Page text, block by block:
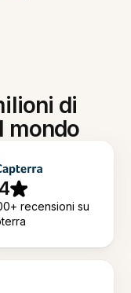
di
mondo
recensioni su